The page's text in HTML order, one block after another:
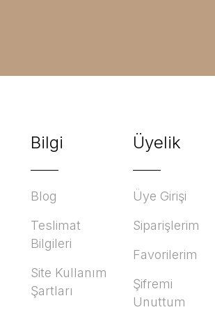
Bilgi
Blog
Teslimat
Bilgileri
Site Kullanım
Şartları
Üyelik
Üye Girişi
Siparişlerim
Favorilerim
Şifremi
Unuttum